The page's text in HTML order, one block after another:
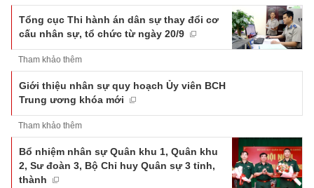
Tổng cục Thi hành án dân sự thay đổi cơ
cấu nhân sự, tổ chức từ ngày 20/9
Tham khảo thêm
Giới thiệu nhân sự quy hoạch Ủy viên BCH
Trung ương khóa mới
Tham khảo thêm
Bổ nhiệm nhân sự Quân khu 1, Quân khu
2, Sư đoàn 3, Bộ Chỉ huy Quân sự 3 tỉnh,
thành